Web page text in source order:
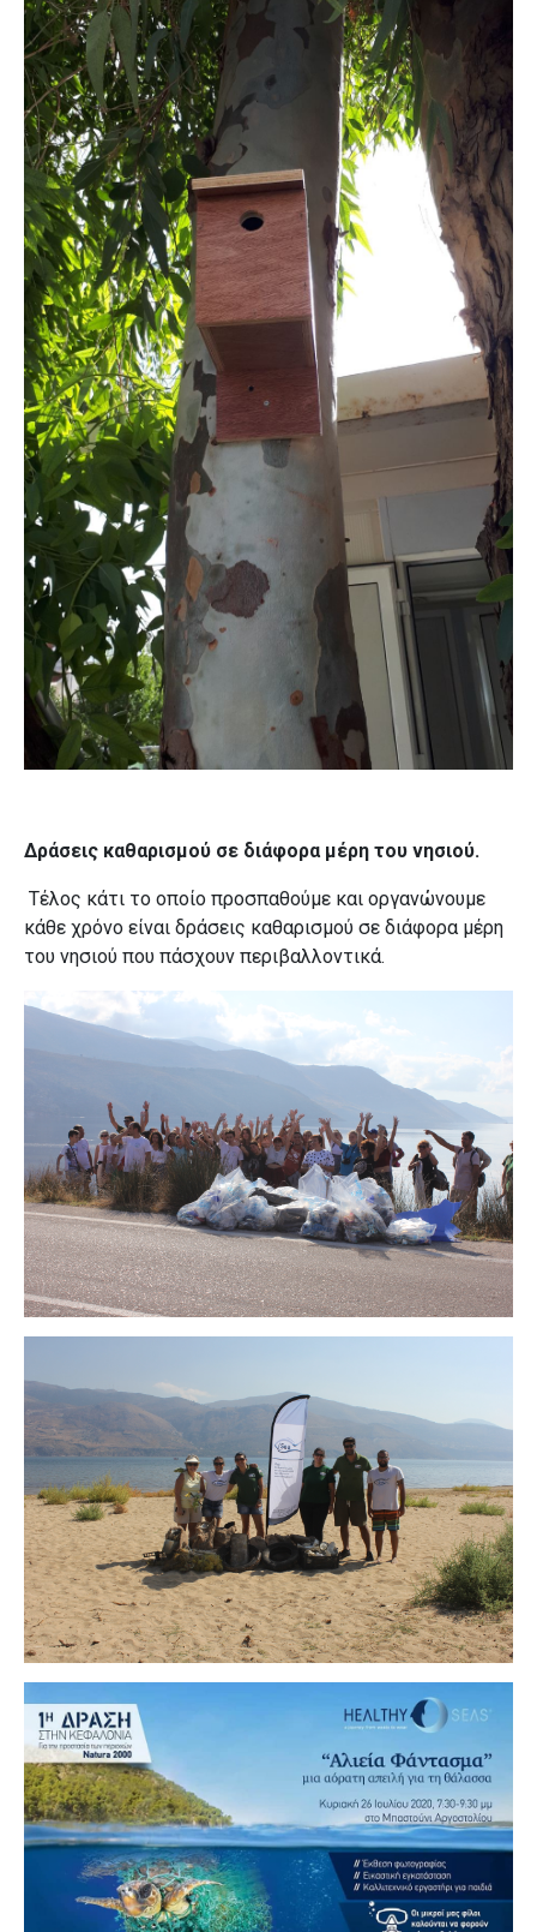
Δράσεις καθαρισμού σε διάφορα μέρη του νησιού.
Τέλος κάτι το οποίο προσπαθούμε και οργανώνουμε
κάθε χρόνο είναι δράσεις καθαρισμού σε διάφορα μέρη
του νησιού που πάσχουν περιβαλλοντικά.